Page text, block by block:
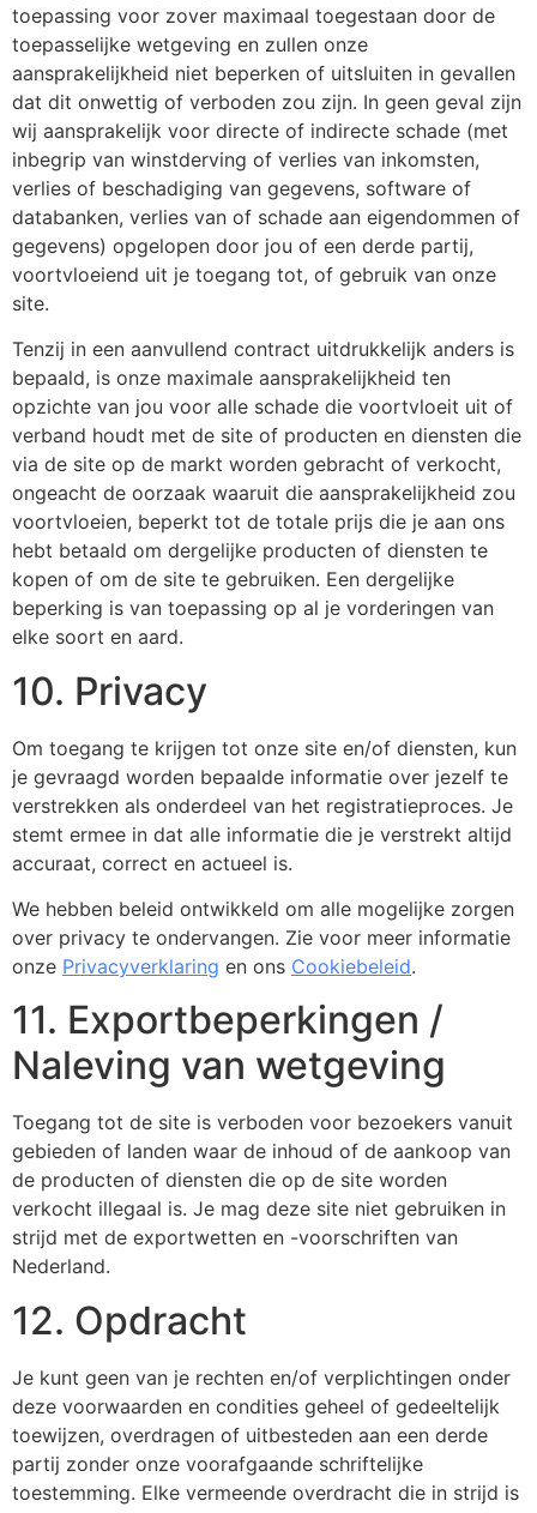
toepassing voor zover maximaal toegestaan door de
toepasselijke wetgeving en zullen onze
aansprakelijkheid niet beperken of uitsluiten in gevallen
dat dit onwettig of verboden zou zijn. In geen geval zijn
wij aansprakelijk voor directe of indirecte schade (met
inbegrip van winstderving of verlies van inkomsten,
verlies of beschadiging van gegevens, software of
databanken, verlies van of schade aan eigendommen of
gegevens) opgelopen door jou of een derde partij,
voortvloeiend uit je toegang tot, of gebruik van onze
site.
Tenzij in een aanvullend contract uitdrukkelijk anders is
bepaald, is onze maximale aansprakelijkheid ten
opzichte van jou voor alle schade die voortvloeit uit of
verband houdt met de site of producten en diensten die
via de site op de markt worden gebracht of verkocht,
ongeacht de oorzaak waaruit die aansprakelijkheid zou
voortvloeien, beperkt tot de totale prijs die je aan ons
hebt betaald om dergelijke producten of diensten te
kopen of om de site te gebruiken. Een dergelijke
beperking is van toepassing op al je vorderingen van
elke soort en aard.
10. Privacy
Om toegang te krijgen tot onze site en/of diensten, kun
je gevraagd worden bepaalde informatie over jezelf te
verstrekken als onderdeel van het registratieproces. Je
stemt ermee in dat alle informatie die je verstrekt altijd
accuraat, correct en actueel is.
We hebben beleid ontwikkeld om alle mogelijke zorgen
over privacy te ondervangen. Zie voor meer informatie
onze Privacyverklaring en ons Cookiebeleid.
11. Exportbeperkingen /
Naleving van wetgeving
Toegang tot de site is verboden voor bezoekers vanuit
gebieden of landen waar de inhoud of de aankoop van
de producten of diensten die op de site worden
verkocht illegaal is. Je mag deze site niet gebruiken in
strijd met de exportwetten en -voorschriften van
Nederland.
12. Opdracht
Je kunt geen van je rechten en/of verplichtingen onder
deze voorwaarden en condities geheel of gedeeltelijk
toewijzen, overdragen of uitbesteden aan een derde
partij zonder onze voorafgaande schriftelijke
toestemming. Elke vermeende overdracht die in strijd is